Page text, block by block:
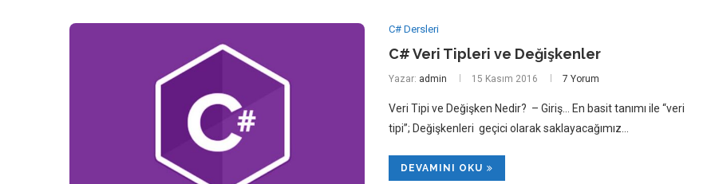
C# Dersleri
C# Veri Tipleri ve Değişkenler
Yazar: admin 15 Kasım 2016 7 Yorum
Veri Tipi ve Değişken Nedir? – Giriş… En basit tanımı ile “veri
tipi”; Değişkenleri geçici olarak saklayacağımız…
DEVAMINI OKU